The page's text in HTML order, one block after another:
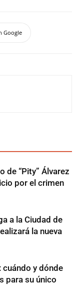
Google
de “Pity” Álvarez
por el crimen
a la Ciudad de
la nueva
cuándo y dónde
para su único